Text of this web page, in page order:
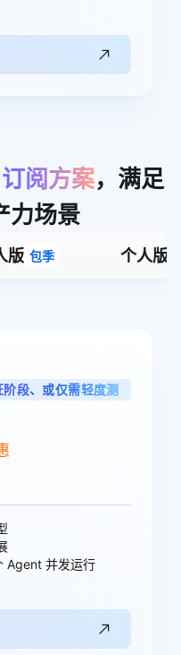
订阅方案，满足
力场景
版 包季 个人版
段、或仅需轻度测
Agent 并发运行